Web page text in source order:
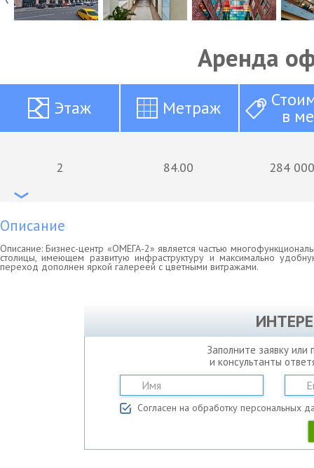
Аренда
Этаж Метраж в
2 84.00 284
Описание
Описание: Бизнес-центр «ОМЕГА-2» является частью
столицы, имеющем развитую инфраструктуру и максимально
переход дополнен яркой галереей с цветными витражами.
Заполните заявку
и консультанты
Согласен на обработку персональных